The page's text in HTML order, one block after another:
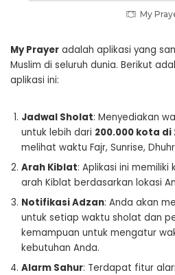
My
My Prayer adalah aplikasi yang
Muslim di seluruh dunia. Berikut
aplikasi ini:
Jadwal Sholat: Menyediakan
untuk lebih dari 200.000 kota di
melihat waktu Fajr, Sunrise,
Arah Kiblat: Aplikasi ini
arah Kiblat berdasarkan lokasi
Notifikasi Adzan: Anda akan
untuk setiap waktu sholat dan
kemampuan untuk mengatur
kebutuhan Anda.
Alarm Sahur: Terdapat fitur